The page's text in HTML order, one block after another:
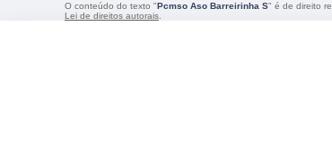
O conteúdo do texto "Pcmso Aso Barreirinha S" é de direito
Lei de direitos autorais.